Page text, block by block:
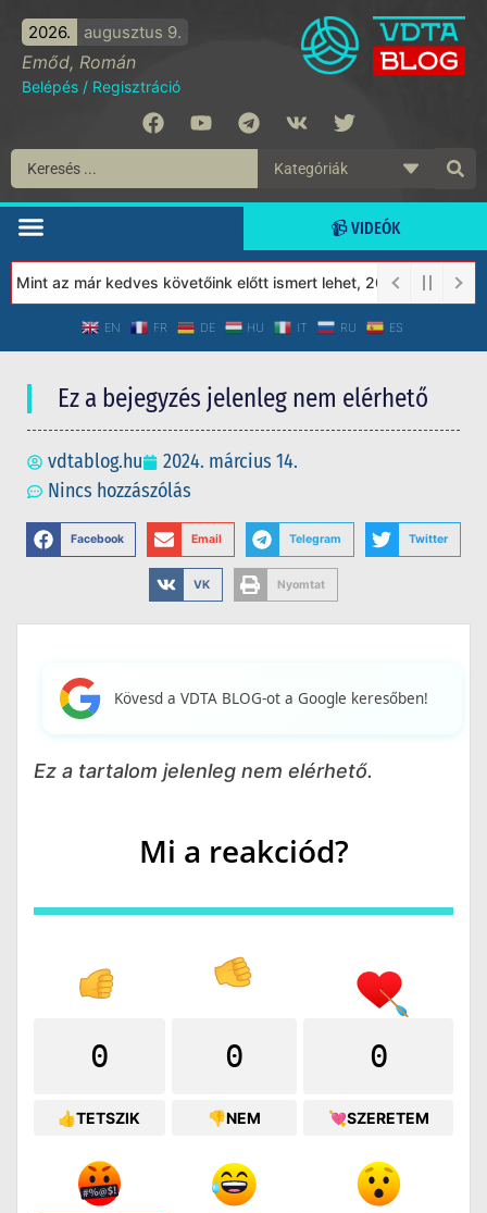
2026. augusztus 9.
Emőd, Román
Belépés / Regisztráció
📹 VIDEÓK
az már kedves követőink előtt ismert lehet, 2023-tól a
EN FR DE HU IT RU ES
Ez a bejegyzés jelenleg nem elérhető
vdtablog.hu
2024. március 14.
Nincs hozzászólás
Facebook Email Telegram Twitter
VK Nyomtat
Kövesd a VDTA BLOG-ot a Google keresőben!
Ez a tartalom jelenleg nem elérhető.
Mi a reakciód?
0
👍TETSZIK
0
👎NEM
0
💘SZERETEM